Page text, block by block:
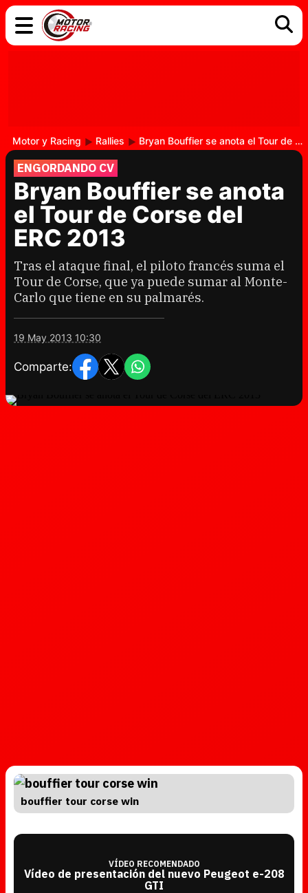
Motor y Racing Rallies Bryan Bouffier se anota el Tour de Corse del ERC 2013
ENGORDANDO CV
Bryan Bouffier se anota
el Tour de Corse del
ERC 2013
Tras el ataque final, el piloto francés suma el
Tour de Corse, que ya puede sumar al Monte-
Carlo que tiene en su palmarés.
19 May 2013 10:30
Comparte:
bouffier tour corse win
VÍDEO RECOMENDADO
Vídeo de presentación del nuevo Peugeot e-208
GTI